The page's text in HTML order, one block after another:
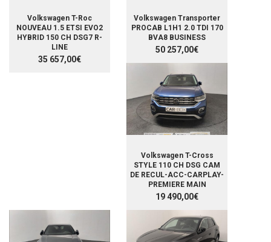
Volkswagen T-Roc
NOUVEAU 1.5 ETSI EVO2
HYBRID 150 CH DSG7 R-
LINE
35 657,00€
Volkswagen Transporter
PROCAB L1H1 2.0 TDI 170
BVA8 BUSINESS
50 257,00€
Volkswagen T-Cross
STYLE 110 CH DSG CAM
DE RECUL-ACC-CARPLAY-
PREMIERE MAIN
19 490,00€